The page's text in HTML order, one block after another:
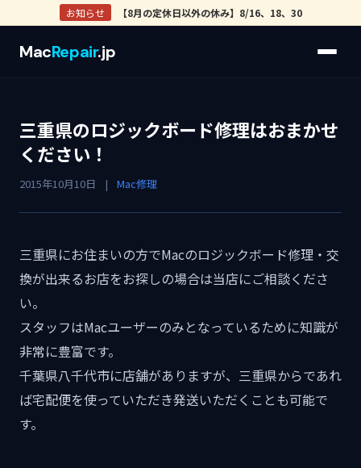
お知らせ 【8月の定休日以外の休み】8/16、18、30
MacRepair.jp
三重県のロジックボード修理はおまかせ
ください！
2015年10月10日 | Mac修理
三重県にお住まいの方でMacのロジックボード修理・交
換が出来るお店をお探しの場合は当店にご相談くださ
い。
スタッフはMacユーザーのみとなっているために知識が
非常に豊富です。
千葉県八千代市に店舗がありますが、三重県からであれ
ば宅配便を使っていただき発送いただくことも可能で
す。